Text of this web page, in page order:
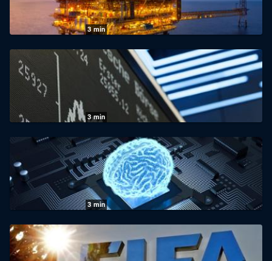
05.08.2026|Das Erste
3min
Wirtschaft vor acht: Öl-Milliarden wecken
Begehrlichkeiten
04.08.2026
3min
Wirtschaft vor acht: DAX erklimmt
Rekordhoch
03.08.2026|Das Erste
3 min
Wirtschaft vor acht: Amazons
Milliardenwette auf KI